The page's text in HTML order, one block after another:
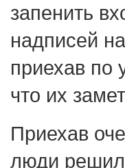
запенить
надписей
приехав по
что их
Приехав
люди